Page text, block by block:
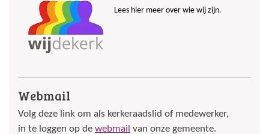
Lees hier meer over wie wij zijn.
Webmail
Volg deze link om als kerkeraadslid of medewerker,
in te loggen op de webmail van onze gemeente.